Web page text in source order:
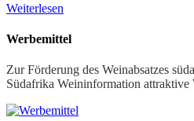
Weiterlesen
Werbemittel
Zur Förderung des Weinabsatzes
Südafrika Weininformation attraktive